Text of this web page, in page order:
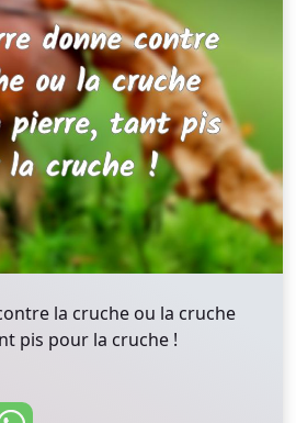
la cruche ou la cruche
pis pour la cruche !